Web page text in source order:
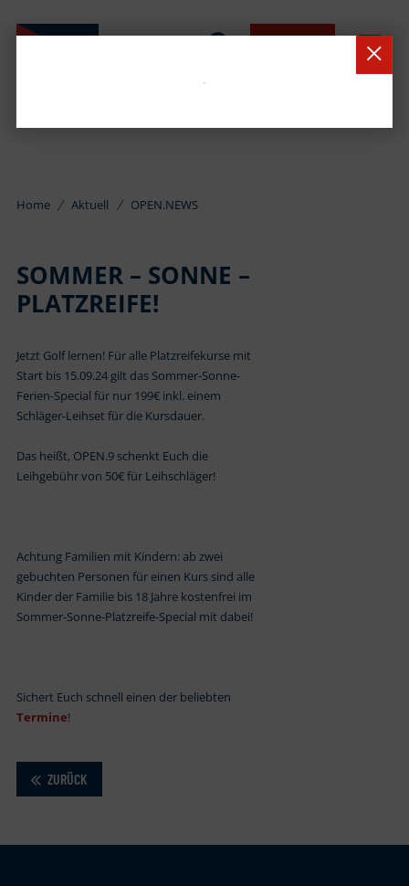
Home Aktuell OPEN.NEWS
SOMMER – SONNE –
PLATZREIFE!
Jetzt Golf lernen! Für alle Platzreifekurse mit
Start bis 15.09.24 gilt das Sommer-Sonne-
Ferien-Special für nur 199€ inkl. einem
Schläger-Leihset für die Kursdauer.
Das heißt, OPEN.9 schenkt Euch die
Leihgebühr von 50€ für Leihschläger!
Achtung Familien mit Kindern: ab zwei
gebuchten Personen für einen Kurs sind alle
Kinder der Familie bis 18 Jahre kostenfrei im
Sommer-Sonne-Platzreife-Special mit dabei!
Sichert Euch schnell einen der beliebten
Termine!
ZURÜCK